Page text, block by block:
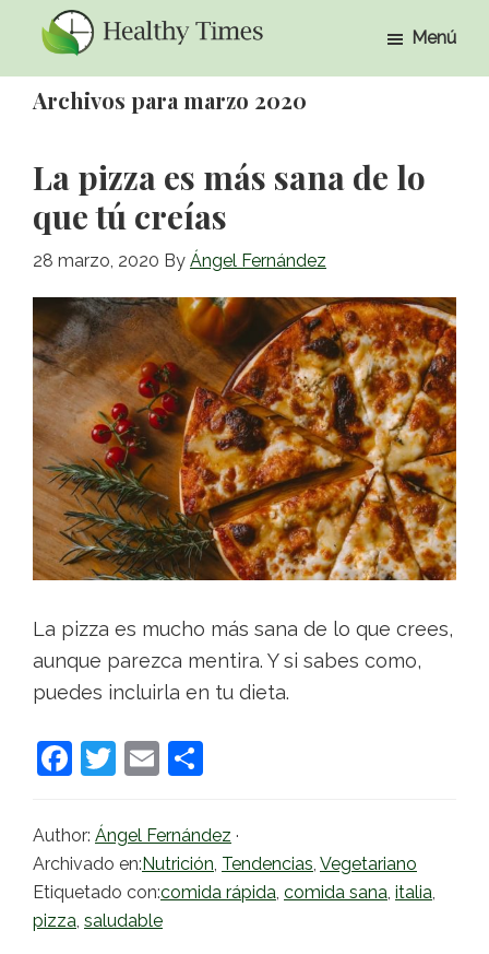
contenido
principal
la
barra
primaria
Healthy
Times
Healthy
Times
Menú
Archivos para marzo 2020
La pizza es más sana de lo
que tú creías
28 marzo, 2020 By Ángel Fernández
La pizza es mucho más sana de lo que crees,
aunque parezca mentira. Y si sabes como,
puedes incluirla en tu dieta.
F
c
e
b
o
T
itt
er
E
ai
l
m
p
ar
Author: Ángel Fernández ·
Archivado en:Nutrición Tendencias Vegetariano
Etiquetado con:comida rápida comida sana italia
pizza saludable